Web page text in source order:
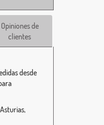
Opiniones de
clientes
desde